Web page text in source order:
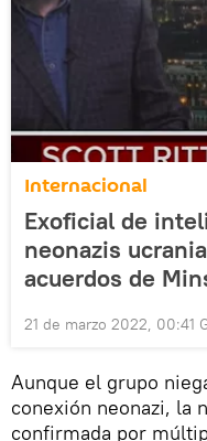
Internacional
Exoficial de
neonazis
acuerdos de
21 de marzo 2022, 00:41
Aunque el grupo
conexión neonazi, la
confirmada por